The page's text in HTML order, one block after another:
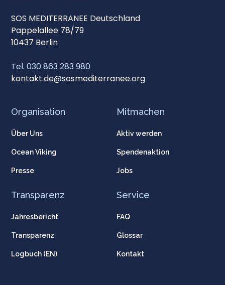
Organisation
Über Uns
Ocean Viking
Presse
Mitmachen
Aktiv werden
Spendenaktion
Jobs
Transparenz
Jahresbericht
Transparenz
Logbuch (EN)
Service
FAQ
Glossar
Kontakt
SOS MEDITERRANEE Deutschland
Pappelallee 78/79
10437 Berlin
Tel. 030 863 283 980
kontakt.de@sosmediterranee.org